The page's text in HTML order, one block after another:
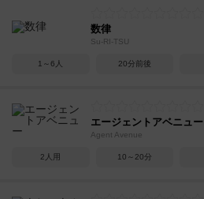
数律
Su-RI-TSU
1～6人 20分前後
エージェントアベニュー
Agent Avenue
2人用 10～20分